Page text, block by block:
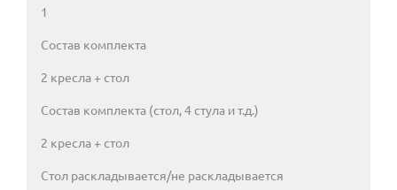
1
Состав комплекта
2 кресла + стол
Состав комплекта (стол, 4 стула и т.д.)
2 кресла + стол
Стол раскладывается/не раскладывается